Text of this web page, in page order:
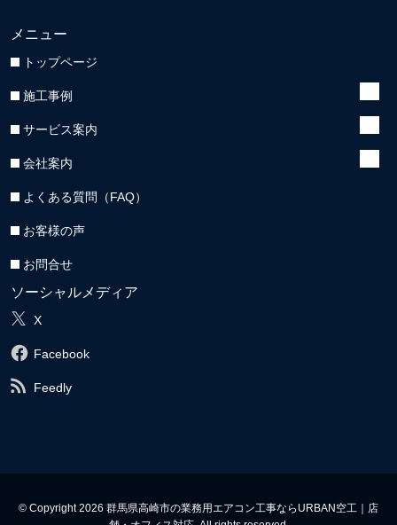
メニュー
トップページ
施工事例
サービス案内
会社案内
よくある質問（FAQ）
お客様の声
お問合せ
ソーシャルメディア
X
Facebook
Feedly
© Copyright 2026 群馬県高崎市の業務用エアコン工事ならURBAN空工｜店